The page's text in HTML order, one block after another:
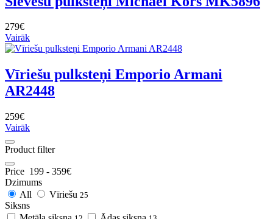
279€
Vairāk
Vīriešu pulksteņi Emporio Armani
AR2448
259€
Vairāk
Product filter
Price 199 - 359€
Dzimums
All
Vīriešu 25
Siksns